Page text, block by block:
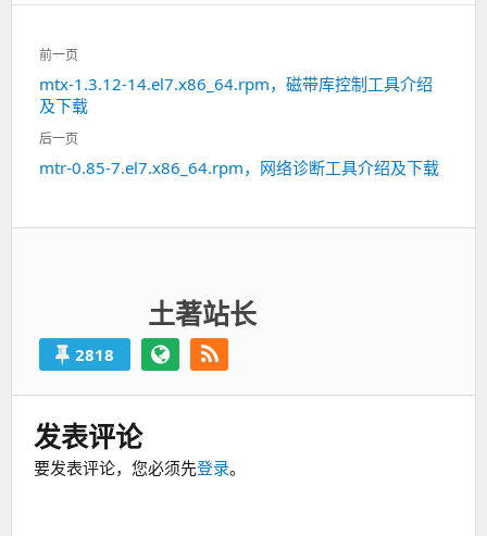
文
章
导
航
前一页
上
一
篇：
mtx-1.3.12-14.el7.x86_64.rpm，磁带库控制工具介绍
及下载
后一页
下
mtr-0.85-7.el7.x86_64.rpm，网络诊断工具介绍及下载
土著站长
2818
发表评论
要发表评论，您必须先登录。